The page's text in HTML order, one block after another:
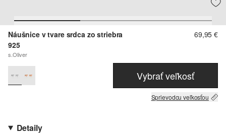
Náušnice v tvare srdca zo striebra
925
s.Oliver
69,95 €
Vybrať veľkosť
Sprievodcu veľkosťou
Detaily